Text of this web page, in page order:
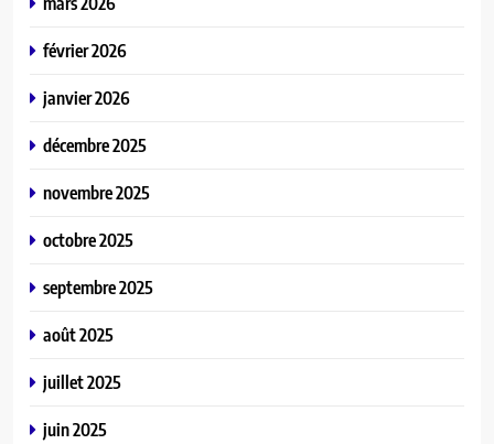
février 2026
janvier 2026
décembre 2025
novembre 2025
octobre 2025
septembre 2025
août 2025
juillet 2025
juin 2025